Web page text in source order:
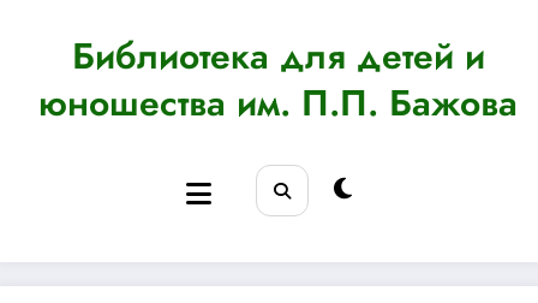
содержимомуБиблиотека для детей и
юношества им. П.П. Бажова